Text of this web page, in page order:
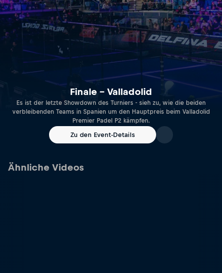
Finale – Valladolid
Es ist der letzte Showdown des Turniers - sieh zu, wie die beiden
verbleibenden Teams in Spanien um den Hauptpreis beim Valladolid
Premier Padel P2 kämpfen.
Zu den Event-Details
Ähnliche Videos